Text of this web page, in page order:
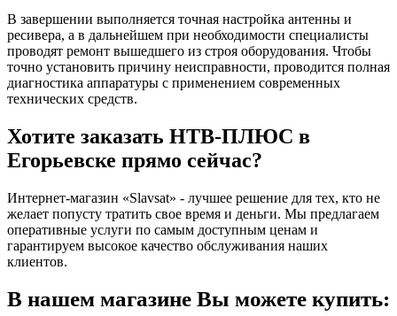
В завершении выполняется точная настройка антенны и
ресивера, а в дальнейшем при необходимости специалисты
проводят ремонт вышедшего из строя оборудования. Чтобы
точно установить причину неисправности, проводится полная
диагностика аппаратуры с применением современных
технических средств.
Хотите заказать НТВ-ПЛЮС в
Егорьевске прямо сейчас?
Интернет-магазин «Slavsat» - лучшее решение для тех, кто не
желает попусту тратить свое время и деньги. Мы предлагаем
оперативные услуги по самым доступным ценам и
гарантируем высокое качество обслуживания наших
клиентов.
В нашем магазине Вы можете купить: